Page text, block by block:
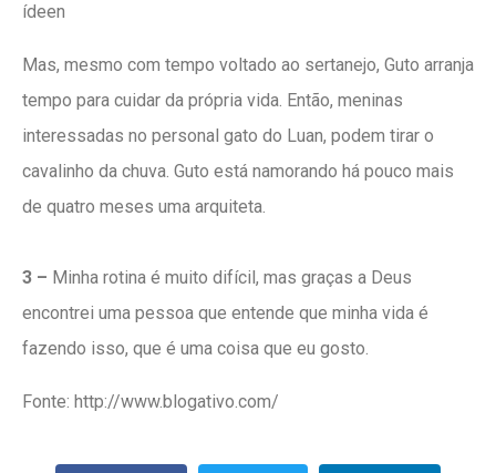
ídeen
Mas, mesmo com tempo voltado ao sertanejo, Guto arranja
tempo para cuidar da própria vida. Então, meninas
interessadas no personal gato do Luan, podem tirar o
cavalinho da chuva. Guto está namorando há pouco mais
de quatro meses uma arquiteta.
3 – Minha rotina é muito difícil, mas graças a Deus
encontrei uma pessoa que entende que minha vida é
fazendo isso, que é uma coisa que eu gosto.
Fonte: http://www.blogativo.com/